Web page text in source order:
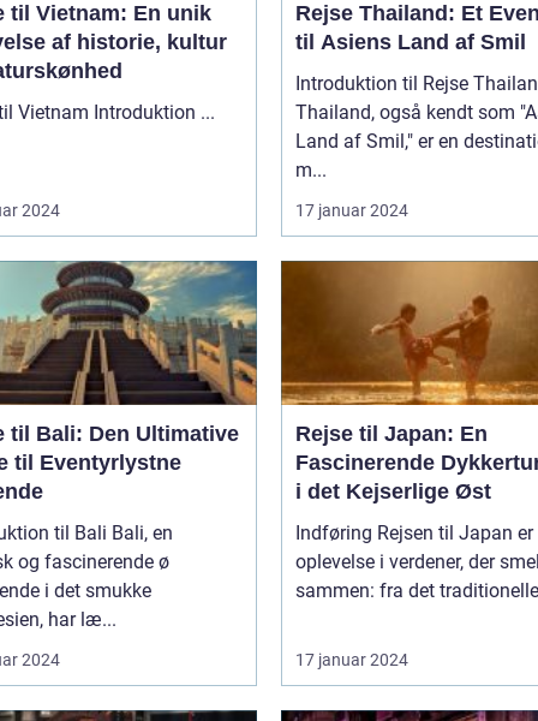
til Vietnam: En unik
af historie, kultur
Rejse til Vietnam Introduktion ...
2024
Rejse Thailand: Et
til Asiens Land af Smil
Introduktion til Rejse
Thailand, også kendt som
Land af Smil," er en
m...
17 januar 2024
til Bali: Den Ultimative
til Eventyrlystne
til Bali Bali, en
og fascinerende ø
i det smukke
har læ...
2024
Rejse til Japan: En
Fascinerende
i det Kejserlige Øst
Indføring Rejsen til Japan er en
oplevelse i verdener, der
sammen: fra det
17 januar 2024